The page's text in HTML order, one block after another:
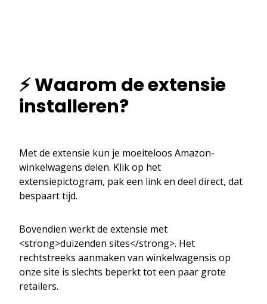
⚡ Waarom de extensie
installeren?
Met de extensie kun je moeiteloos Amazon-
winkelwagens delen. Klik op het
extensiepictogram, pak een link en deel direct, dat
bespaart tijd.
Bovendien werkt de extensie met
<strong>duizenden sites</strong>. Het
rechtstreeks aanmaken van winkelwagensis op
onze site is slechts beperkt tot een paar grote
retailers.